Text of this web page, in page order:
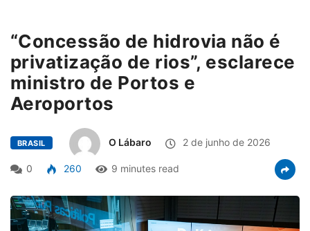
“Concessão de hidrovia não é
privatização de rios”, esclarece
ministro de Portos e
Aeroportos
BRASIL O Lábaro 2 de junho de 2026
0 260 9 minutes read